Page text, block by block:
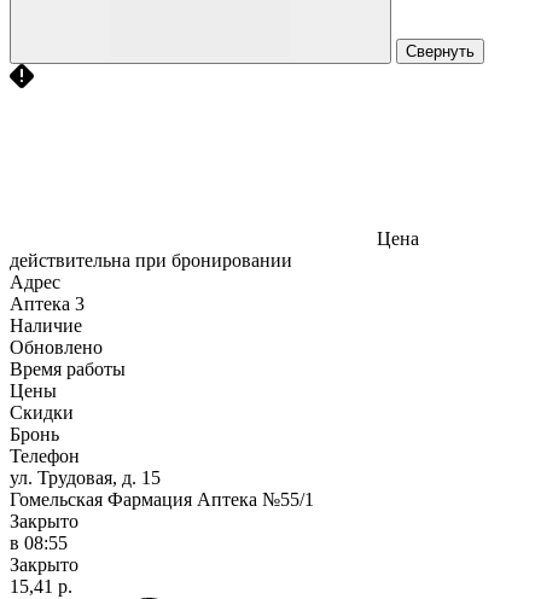
Свернуть
Цена
действительна при бронировании
Адрес
Аптека 3
Наличие
Обновлено
Время работы
Цены
Скидки
Бронь
Телефон
ул. Трудовая, д. 15
Гомельская Фармация Аптека №55/1
Закрыто
в 08:55
Закрыто
15,41 р.